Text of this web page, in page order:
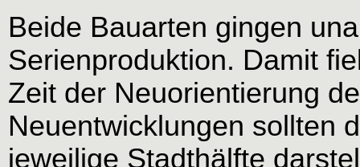
Beide Bauarten gingen
Serienproduktion. Damit
Zeit der Neuorientierung
Neuentwicklungen sollten
jeweilige Stadthälfte